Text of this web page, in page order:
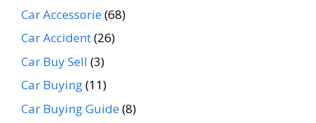
Car Accessorie(68)
Car Accident(26)
Car Buy Sell (3)
Car Buying(11)
Car Buying Guide(8)